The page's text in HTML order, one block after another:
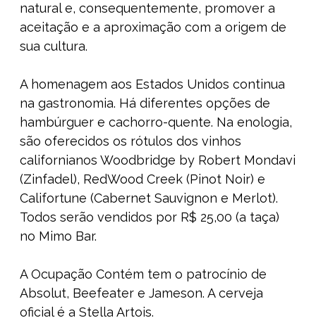
natural e, consequentemente, promover a
aceitação e a aproximação com a origem de
sua cultura.
A homenagem aos Estados Unidos continua
na gastronomia. Há diferentes opções de
hambúrguer e cachorro-quente. Na enologia,
são oferecidos os rótulos dos vinhos
californianos Woodbridge by Robert Mondavi
(Zinfadel), RedWood Creek (Pinot Noir) e
Califortune (Cabernet Sauvignon e Merlot).
Todos serão vendidos por R$ 25,00 (a taça)
no Mimo Bar.
A Ocupação Contém tem o patrocínio de
Absolut, Beefeater e Jameson. A cerveja
oficial é a Stella Artois.